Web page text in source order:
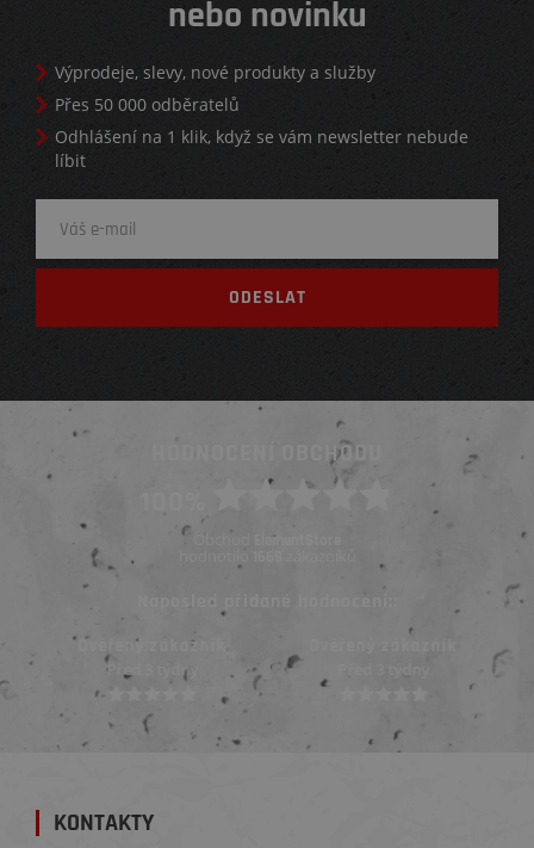
nebo novinku
Výprodeje, slevy, nové produkty a služby
Přes 50 000 odběratelů
Odhlášení na 1 klik, když se vám newsletter nebude
líbit
HODNOCENÍ OBCHODU
Obchod ElementStore
hodnotilo
Naposled přidané hodnocení::
Ověřený zákazník
Před 3 týdny
KONTAKTY